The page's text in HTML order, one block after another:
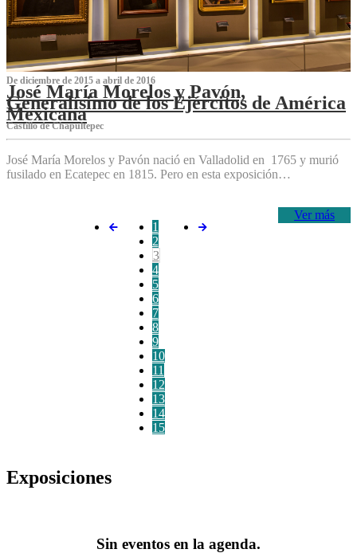
De diciembre de 2015 a abril de 2016
José María Morelos y Pavón,
Generalísimo de los Ejércitos de América
Mexicana
C‌astillo de Chapultepec
José María Morelos y Pavón nació en Valladolid en 1765 y murió
fusilado en Ecatepec en 1815. Pero en esta exposición…
Ver más
1
2
3
4
5
6
7
8
9
10
11
12
13
14
15
Exposiciones
Sin eventos en la agenda.